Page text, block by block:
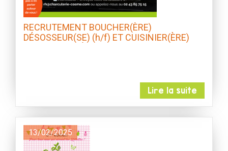
RECRUTEMENT BOUCHER(ÈRE)
DÉSOSSEUR(SE) (h/f) ET CUISINIER(ÈRE)
Lire la suite
13/02/2025